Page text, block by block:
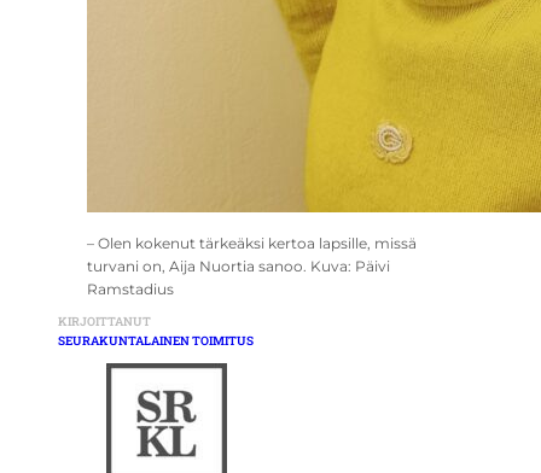
– Olen kokenut tärkeäksi kertoa lapsille, missä
turvani on, Aija Nuortia sanoo. Kuva: Päivi
Ramstadius
KIRJOITTANUT
SEURAKUNTALAINEN TOIMITUS